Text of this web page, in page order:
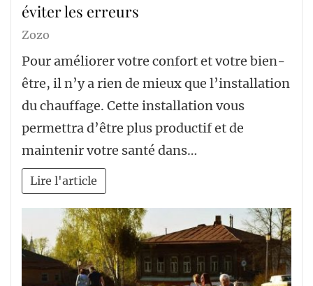
éviter les erreurs
Zozo
Pour améliorer votre confort et votre bien-
être, il n’y a rien de mieux que l’installation
du chauffage. Cette installation vous
permettra d’être plus productif et de
maintenir votre santé dans…
Lire l'article